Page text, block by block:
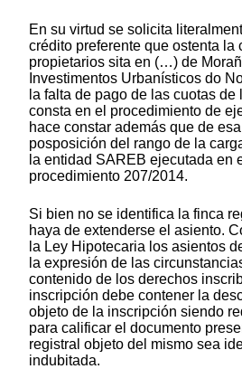
En su virtud se solicita
crédito preferente que ostenta la
propietarios sita en (…) de
Investimentos Urbanísticos do
la falta de pago de las cuotas
consta en el procedimiento de
hace constar además que de
posposición del rango de la
la entidad SAREB ejecutada en
procedimiento 207/2014.
Si bien no se identifica la finca
haya de extenderse el asiento.
la Ley Hipotecaria los asientos
la expresión de las
contenido de los derechos
inscripción debe contener la
objeto de la inscripción siendo
para calificar el documento
registral objeto del mismo sea
indubitada.